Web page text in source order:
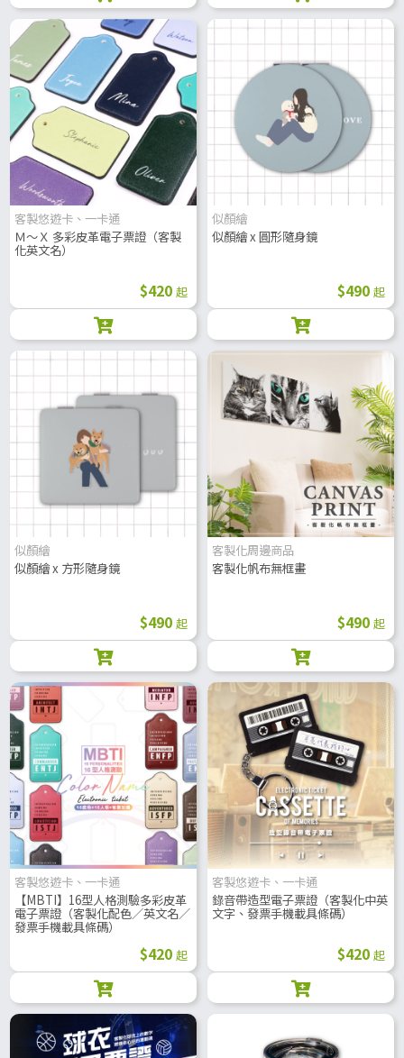
客製悠遊卡、一卡通
Ｍ～Ｘ 多彩皮革電子票證（客製
化英文名）
$420 起
似顏繪
似顏繪 x 圓形隨身鏡
$490 起
似顏繪
似顏繪 x 方形隨身鏡
$490 起
客製化周邊商品
客製化帆布無框畫
$490 起
客製悠遊卡、一卡通
【MBTI】16型人格測驗多彩皮革
電子票證（客製化配色／英文名／
發票手機載具條碼）
$420 起
客製悠遊卡、一卡通
錄音帶造型電子票證（客製化中英
文字、發票手機載具條碼）
$420 起